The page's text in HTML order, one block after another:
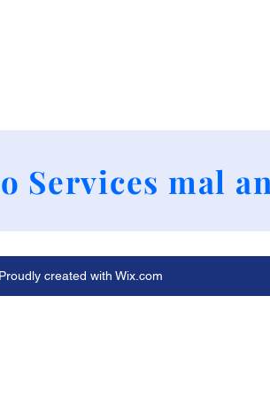
Services mal
created with Wix.com